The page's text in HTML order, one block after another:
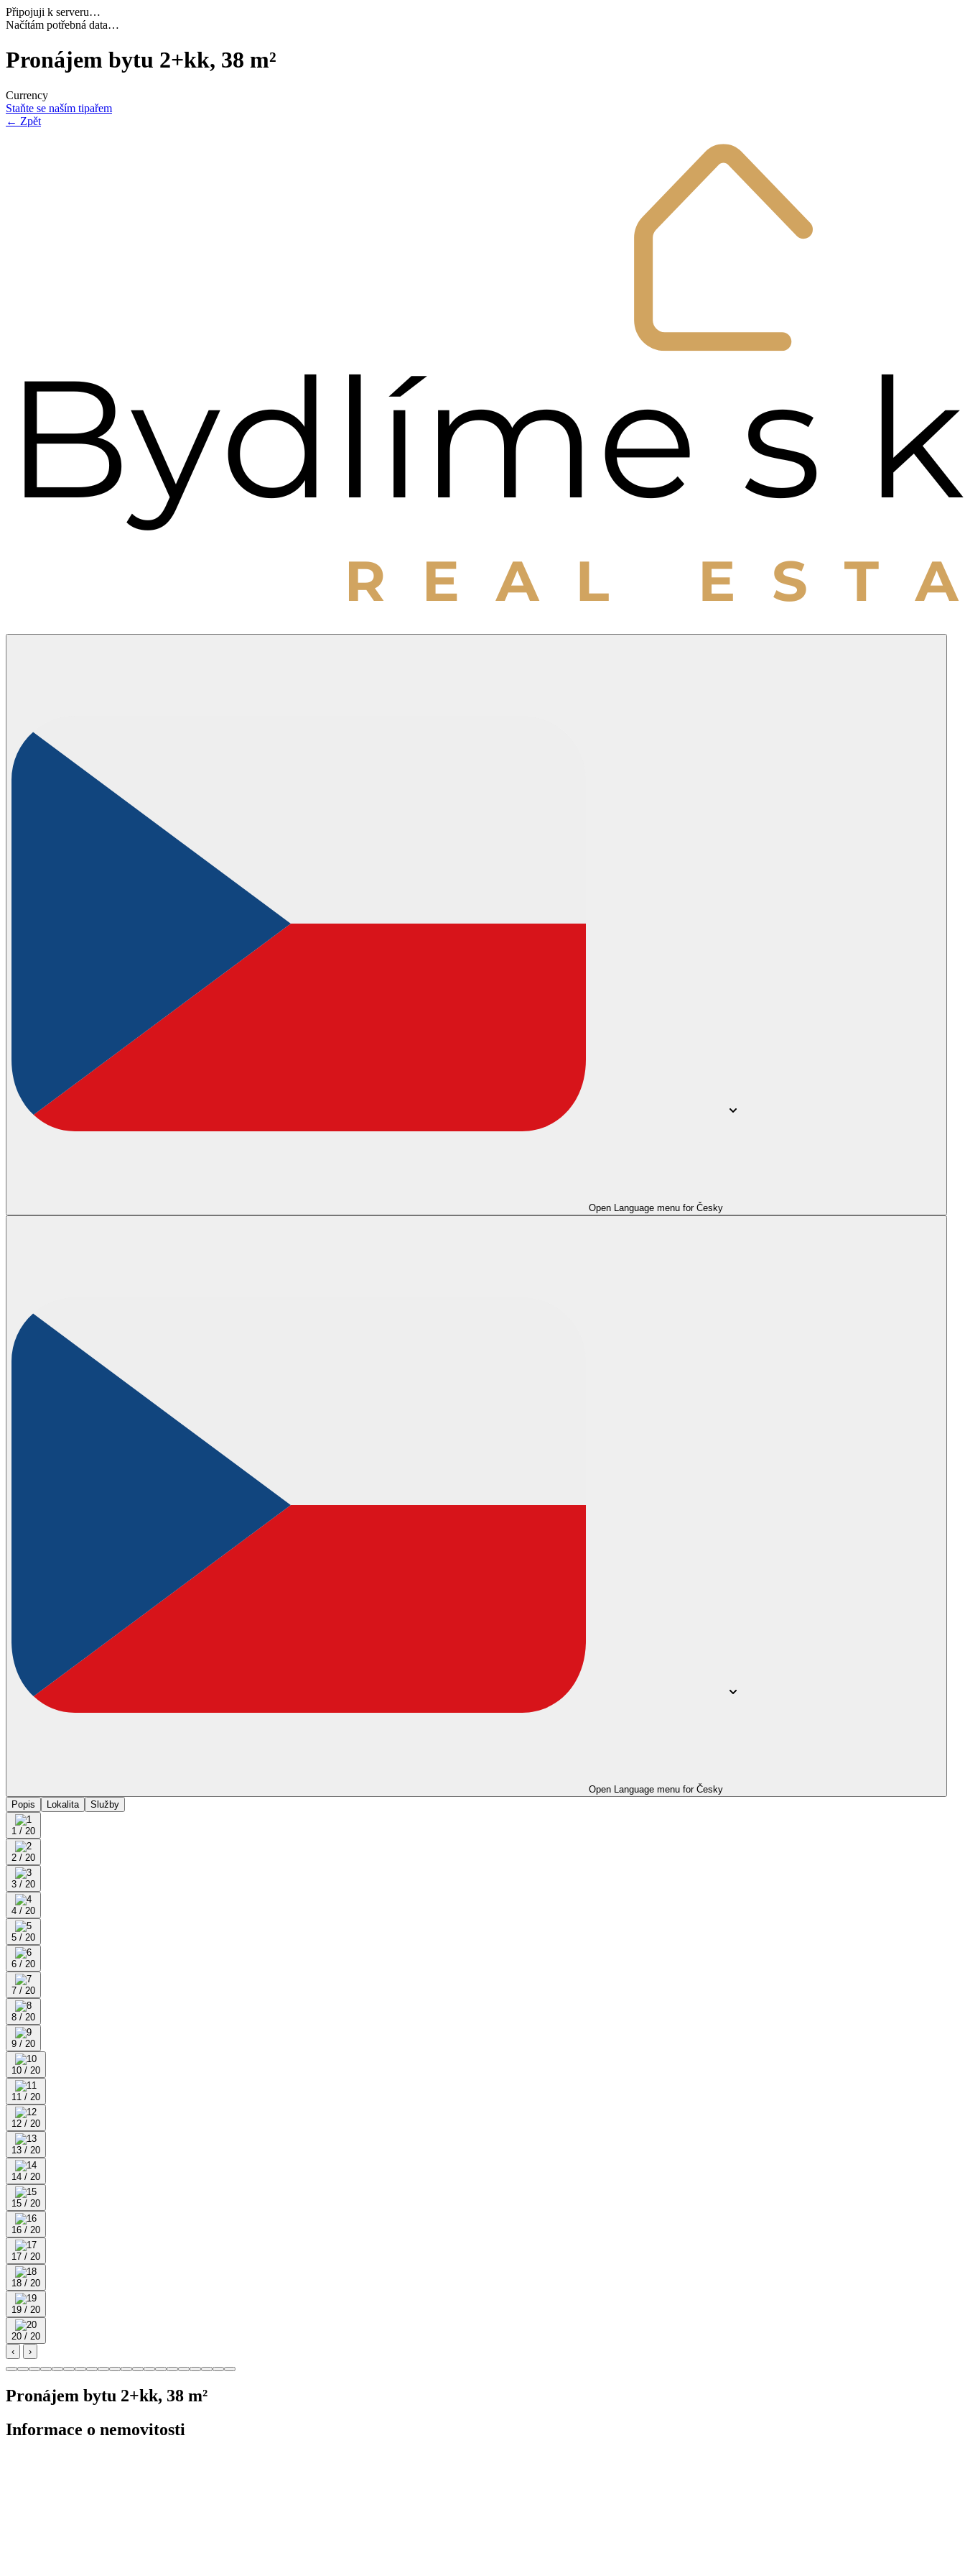
Připojuji k serveru…
Načítám potřebná data…
Pronájem bytu 2+kk, 38 m²
Currency
Staňte se naším tipařem
← Zpět
Open Language menu for Česky
Open Language menu for Česky
Popis
Lokalita Služby
1 / 20
2 / 20
3 / 20
4 / 20
5 / 20
6 / 20
7 / 20
8 / 20
9 / 20
10 / 20
11 / 20
12 / 20
13 / 20
14 / 20
15 / 20
16 / 20
17 / 20
18 / 20
19 / 20
20 / 20
‹
›
Pronájem bytu 2+kk, 38 m²
Informace o nemovitosti